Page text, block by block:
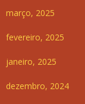
março, 2025
fevereiro, 2025
janeiro, 2025
dezembro, 2024